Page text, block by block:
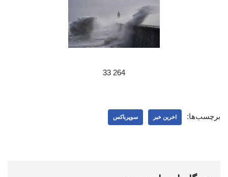
264 33
برچسب‌ها: اخرین خبر سوپرباکس